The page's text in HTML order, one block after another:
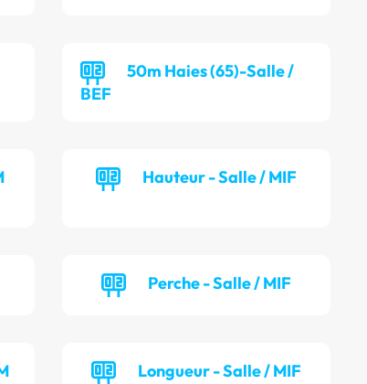
50m Haies (65)-Salle /
BEF
Hauteur - Salle / MIF
Perche - Salle / MIF
Longueur - Salle / MIF